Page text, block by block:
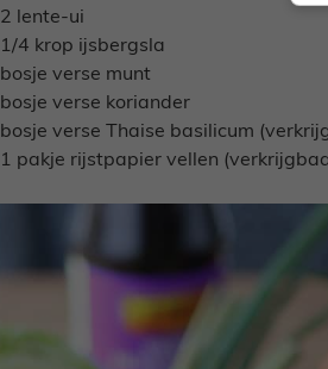
2 lente-ui
1/4 krop ijsbergsla
bosje verse munt
bosje verse koriander
bosje verse Thaise basilicum
1 pakje rijstpapier vellen